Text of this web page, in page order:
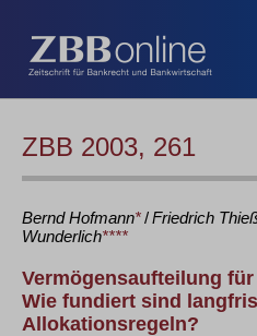
ZBB 2003, 261
Bernd Hofmann*/Friedrich
Wunderlich****
Vermögensaufteilung
Wie fundiert sind
Allokationsregeln?